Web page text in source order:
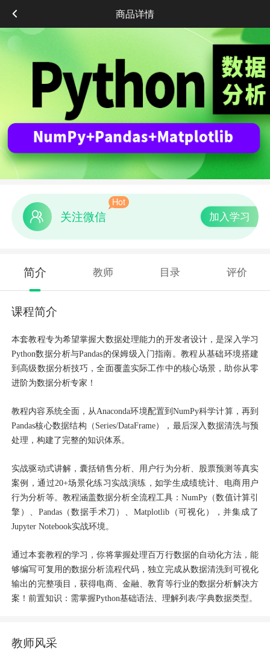
商品详情
关注微信
Hot
加入学习
简介 教师 目录 评价
课程简介
本套教程专为希望掌握大数据处理能力的开发者设计，是深入学习
Python数据分析与Pandas的保姆级入门指南。教程从基础环境搭建
到高级数据分析技巧，全面覆盖实际工作中的核心场景，助你从零
进阶为数据分析专家！
教程内容系统全面，从Anaconda环境配置到NumPy科学计算，再到
Pandas核心数据结构（Series/DataFrame），最后深入数据清洗与预
处理，构建了完整的知识体系。
实战驱动式讲解，囊括销售分析、用户行为分析、股票预测等真实
案例，通过20+场景化练习实战演练，如学生成绩统计、电商用户
行为分析等。教程涵盖数据分析全流程工具：NumPy（数值计算引
擎）、Pandas（数据手术刀）、Matplotlib（可视化），并集成了
Jupyter Notebook实战环境。
通过本套教程的学习，你将掌握处理百万行数据的自动化方法，能
够编写可复用的数据分析流程代码，独立完成从数据清洗到可视化
输出的完整项目，获得电商、金融、教育等行业的数据分析解决方
案！前置知识：需掌握Python基础语法、理解列表/字典数据类型。
教师风采